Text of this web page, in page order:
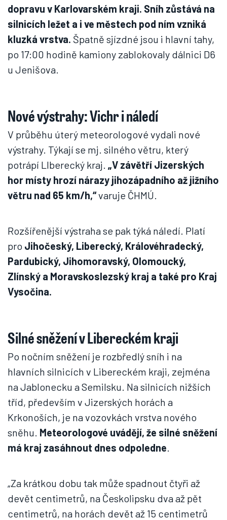
dopravu v Karlovarském kraji. Sníh zůstává na
silnicích ležet a i ve městech pod ním vzniká
kluzká vrstva. Špatně sjízdné jsou i hlavní tahy,
po 17:00 hodině kamiony zablokovaly dálnici D6
u Jenišova.
Nové výstrahy: Vichr i náledí
V průběhu úterý meteorologové vydali nové
výstrahy. Týkají se mj. silného větru, který
potrápí LIberecký kraj. „V závětří Jizerských
hor místy hrozí nárazy jihozápadního až jižního
větru nad 65 km/h,“varuje ČHMÚ.
Rozšířenější výstraha se pak týká náledí. Platí
pro Jihočeský, Liberecký, Královéhradecký,
Pardubický, Jihomoravský, Olomoucký,
Zlínský a Moravskoslezský kraj a také pro Kraj
Vysočina.
Silné sněžení v Libereckém kraji
Po nočním sněžení je rozbředlý sníh i na
hlavních silnicích v Libereckém kraji, zejména
na Jablonecku a Semilsku. Na silnicích nižších
tříd, především v Jizerských horách a
Krkonoších, je na vozovkách vrstva nového
sněhu. Meteorologové uvádějí, že silné sněžení
má kraj zasáhnout dnes odpoledne.
„Za krátkou dobu tak může spadnout čtyři až
devět centimetrů, na Českolipsku dva až pět
centimetrů, na horách devět až 15 centimetrů